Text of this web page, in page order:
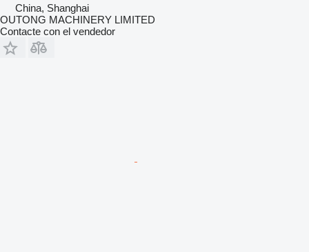
China, Shanghai
OUTONG MACHINERY LIMITED
Contacte con el vendedor